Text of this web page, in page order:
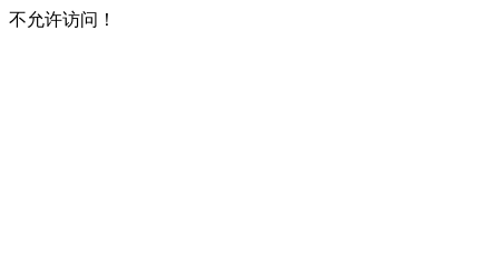
不允许访问！